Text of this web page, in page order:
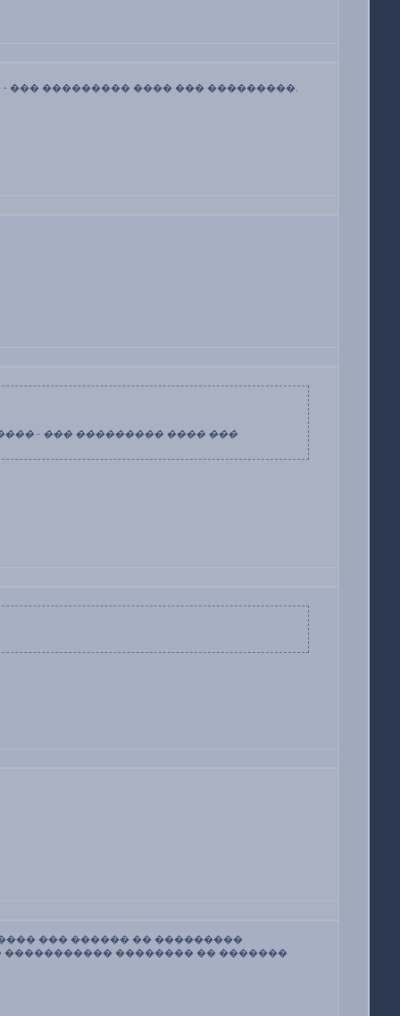
��� ��������� ���� ��� ���������.
- ��� ��������� ���� ���
��� ������ �� ���������
����������� �������� �� �������